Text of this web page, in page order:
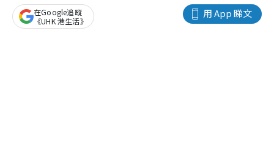
用 App 睇文
在Google追蹤
《UHK 港生活》